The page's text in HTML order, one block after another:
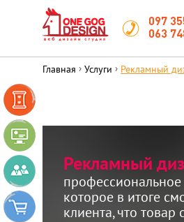
097
063
КОРПОРАТИВНЫЙ
ИНТЕРНЕТ-
МАГАЗИН
Главная › Услуги › Рекламный
Рекламный
которое в итоге
клиента, что товар